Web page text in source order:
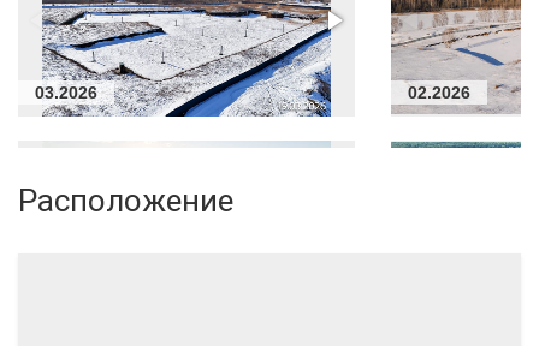
03.2026 02.2026
Расположение